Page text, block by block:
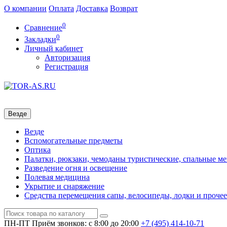
О компании Оплата Доставка Возврат
Сравнение0
Закладки0
Личный кабинет
Авторизация
Регистрация
Везде
Везде
Вспомогательные предметы
Оптика
Палатки, рюкзаки, чемоданы туристические, спальные
Разведение огня и освещение
Полевая медицина
Укрытие и снаряжение
Средства перемещения сапы, велосипеды, лодки и прочее
ПН-ПТ Приём звонков: с 8:00 до 20:00 +7 (495) 414-10-71